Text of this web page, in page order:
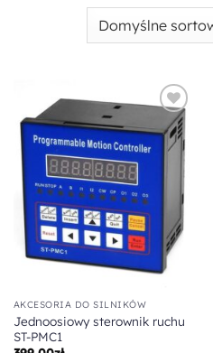
Dodaj do
ulubionych
AKCESORIA DO SILNIKÓW
Jednoosiowy sterownik ruchu
ST-PMC1